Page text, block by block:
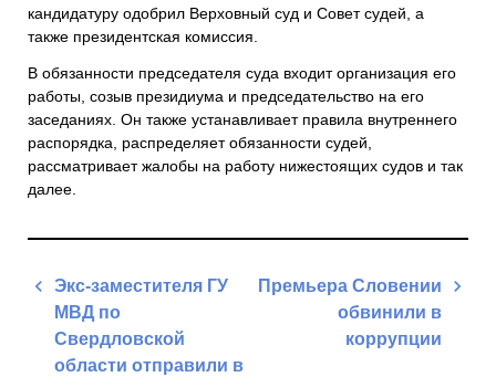
кандидатуру одобрил Верховный суд и Совет судей, а
также президентская комиссия.
В обязанности председателя суда входит организация его
работы, созыв президиума и председательство на его
заседаниях. Он также устанавливает правила внутреннего
распорядка, распределяет обязанности судей,
рассматривает жалобы на работу нижестоящих судов и так
далее.
Навигация
записям
Экс-заместителя ГУ
МВД по
Свердловской
области отправили в
Премьера Словении
обвинили в
коррупции